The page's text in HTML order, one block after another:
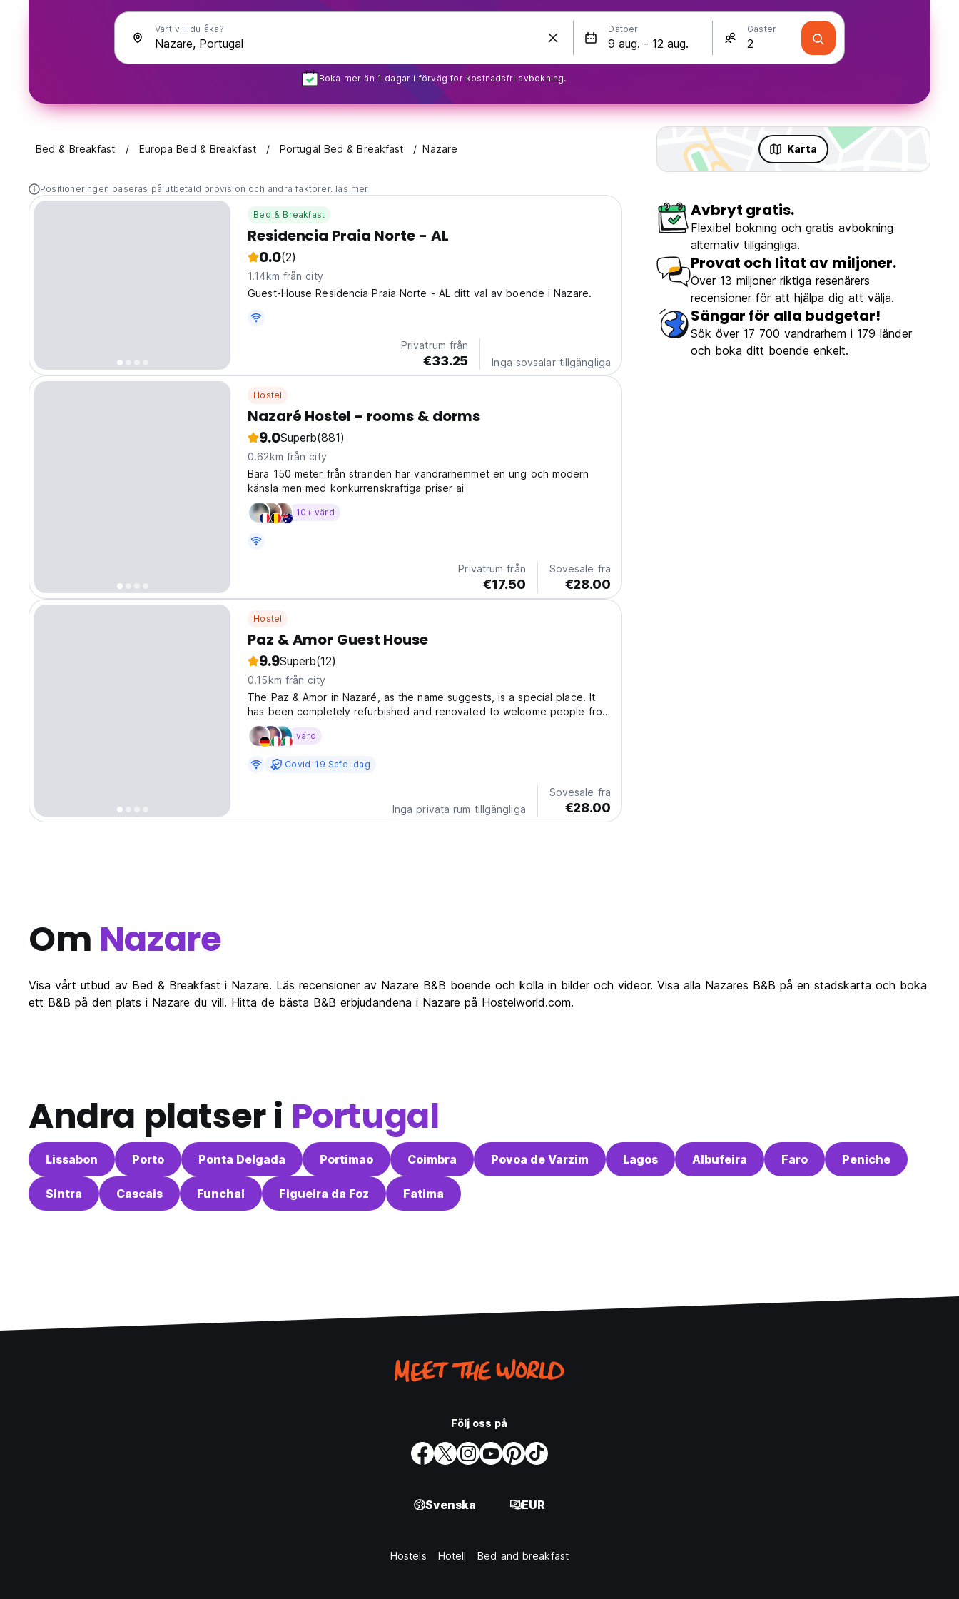
Vart vill du åka? Datoer Gäster
Boka mer än 1 dagar i förväg för kostnadsfri avbokning.
Bed & Breakfast Europa Bed & Breakfast Portugal Bed & Breakfast Nazare Karta
Positioneringen baseras på utbetald provision och andra faktorer. läs mer
Bed & Breakfast
Residencia Praia Norte - AL
0.0(2)
1.14km från city
Guest-House Residencia Praia Norte - AL ditt val av boende i Nazare.
Privatrum från
€33.25 Inga sovsalar tillgängliga
Hostel
Nazaré Hostel - rooms & dorms
9.0Superb(881)
0.62km från city
Bara 150 meter från stranden har vandrarhemmet en ung och modern
känsla men med konkurrenskraftiga priser ai
10+ värd
Privatrum från
€17.50
Sovesale fra
€28.00
Hostel
Paz & Amor Guest House
9.9Superb(12)
0.15km från city
The Paz & Amor in Nazaré, as the name suggests, is a special place. It
has been completely refurbished and renovated to welcome people from
all over the world, provide a unique experience. The atmosphere is
beautiful, pleasant, welcoming, bright and with...
värd
Covid-19 Safe idag
Inga privata rum tillgängliga
Sovesale fra
€28.00
Avbryt gratis.
Flexibel bokning och gratis avbokning
alternativ tillgängliga.
Provat och litat av miljoner.
Över 13 miljoner riktiga resenärers
recensioner för att hjälpa dig att välja.
Sängar för alla budgetar!
Sök över 17 700 vandrarhem i 179 länder
och boka ditt boende enkelt.
Om Nazare
Visa vårt utbud av Bed & Breakfast i Nazare. Läs recensioner av Nazare B&B boende och kolla in bilder och videor. Visa alla Nazares B&B på en stadskarta och boka
ett B&B på den plats i Nazare du vill. Hitta de bästa B&B erbjudandena i Nazare på Hostelworld.com.
Andra platser i Portugal
Lissabon Porto Ponta Delgada Portimao Coimbra Povoa de Varzim Lagos Albufeira Faro Peniche
Sintra Cascais Funchal Figueira da Foz Fatima
Följ oss på
Svenska EUR
Hostels Hotell Bed and breakfast